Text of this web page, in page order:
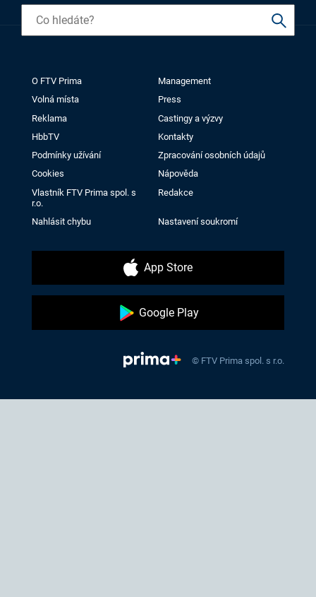
O FTV Prima
Management
Volná místa
Press
Reklama
Castingy a výzvy
HbbTV
Kontakty
Podmínky užívání
Zpracování osobních údajů
Cookies
Nápověda
Vlastník FTV Prima spol. s
r.o.
Redakce
Nahlásit chybu Nastavení soukromí
App Store
Google Play
© FTV Prima spol. s r.o.